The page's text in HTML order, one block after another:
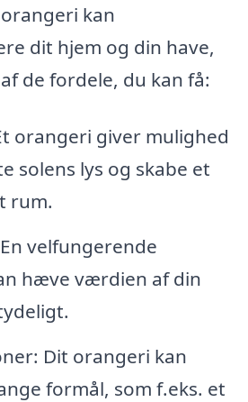
kan
dit hjem og din have,
de fordele, du kan få:
orangeri giver mulighed
solens lys og skabe et
rum.
velfungerende
hæve værdien af din
Dit orangeri kan
formål, som f.eks. et